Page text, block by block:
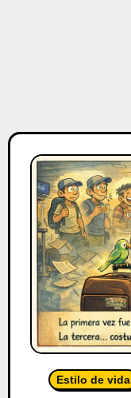
Estilo de vida